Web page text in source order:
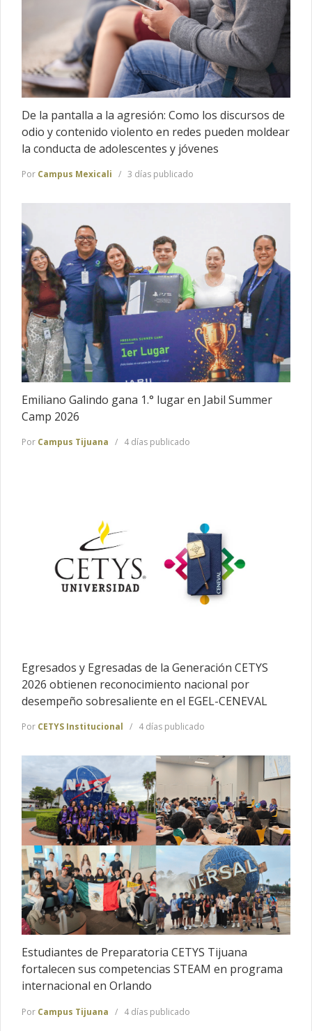
De la pantalla a la agresión: Como los discursos de
odio y contenido violento en redes pueden moldear
la conducta de adolescentes y jóvenes
Por Campus Mexicali 3 días publicado
Emiliano Galindo gana 1.° lugar en Jabil Summer
Camp 2026
Por Campus Tijuana 4 días publicado
Egresados y Egresadas de la Generación CETYS
2026 obtienen reconocimiento nacional por
desempeño sobresaliente en el EGEL-CENEVAL
Por CETYS Institucional 4 días publicado
Estudiantes de Preparatoria CETYS Tijuana
fortalecen sus competencias STEAM en programa
internacional en Orlando
Por Campus Tijuana 4 días publicado